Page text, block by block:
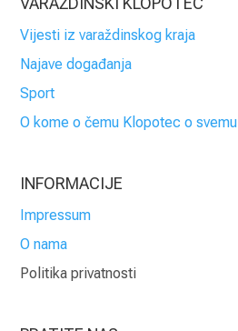
Vijesti iz varaždinskog kraja
Najave događanja
Sport
O kome o čemu Klopotec o svemu
INFORMACIJE
Impressum
O nama
Politika privatnosti